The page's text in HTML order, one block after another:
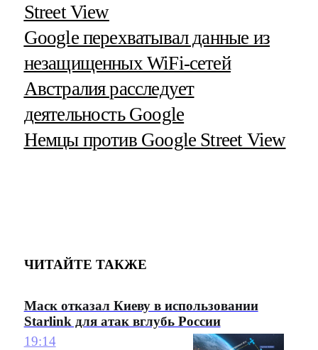
Street View
Google перехватывал данные из
незащищенных WiFi-сетей
Австралия расследует
деятельность Google
Немцы против Google Street View
ЧИТАЙТЕ ТАКЖЕ
Маск отказал Киеву в использовании
Starlink для атак вглубь России
19:14